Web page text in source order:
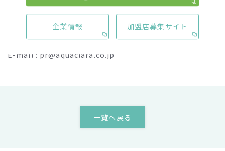
本件に関するお問い合わせ先
アクアクララ株式会社 経営戦略室 担当：津田、内山
TEL : 03-5715-7214 FAX : 03-5715-7215
E-mail : pr@aquaclara.co.jp
一覧へ戻る
企業情報 加盟店募集サイト